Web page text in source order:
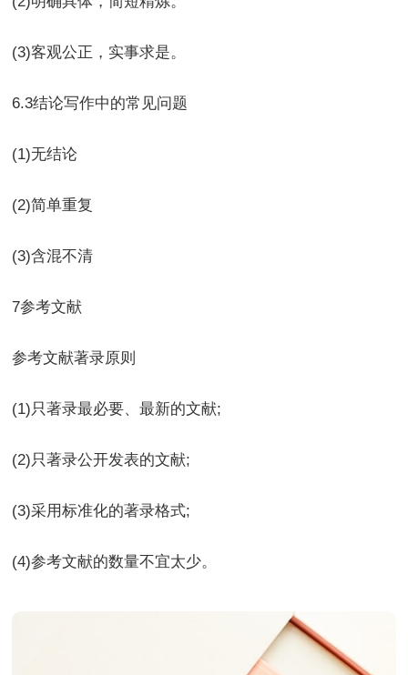
(3)客观公正，实事求是。
6.3结论写作中的常见问题
(1)无结论
(2)简单重复
(3)含混不清
7参考文献
参考文献著录原则
(1)只著录最必要、最新的文献;
(2)只著录公开发表的文献;
(3)采用标准化的著录格式;
(4)参考文献的数量不宜太少。